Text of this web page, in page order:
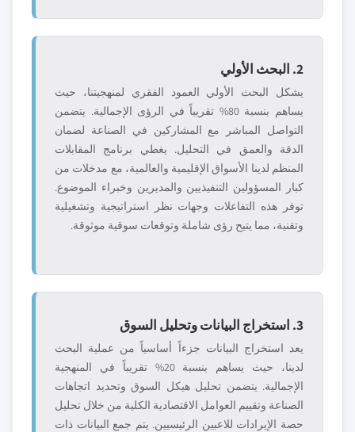
2. البحث الأولي
يشكل البحث الأولي العمود الفقري لمنهجيتنا، حيث
يساهم بنسبة 80% تقريباً في الرؤى الإجمالية. يتضمن
التواصل المباشر مع المشاركين في الصناعة لضمان
الدقة والعمق في التحليل. يغطي برنامج المقابلات
المنظم لدينا الأسواق الإقليمية والعالمية، مع مدخلات من
كبار المسؤولين التنفيذيين والمديرين وخبراء الموضوع.
توفر هذه التفاعلات وجهات نظر استراتيجية وتشغيلية
وتقنية، مما يتيح رؤى شاملة وتوقعات سوقية موثوقة.
3. استخراج البيانات وتحليل السوق
يعد استخراج البيانات جزءاً أساسياً من عملية البحث
لدينا، حيث يساهم بنسبة 20% تقريباً في المنهجية
الإجمالية. يتضمن تحليل هيكل السوق وتحديد اتجاهات
الصناعة وتقييم العوامل الاقتصادية الكلية من خلال تحليل
حصة الإيرادات للاعبين الرئيسيين. يتم جمع البيانات ذات